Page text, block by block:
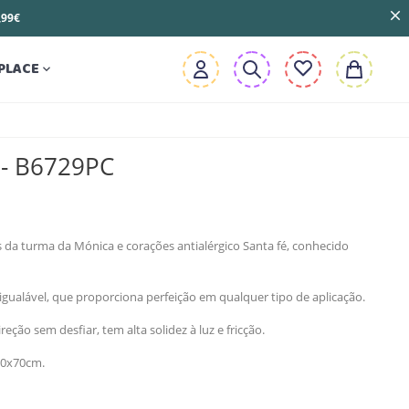

B6729PC
turma da Mónica e corações antialérgico Santa fé, conhecido
que proporciona perfeição em qualquer tipo de aplicação.
sem desfiar, tem alta solidez à luz e fricção.